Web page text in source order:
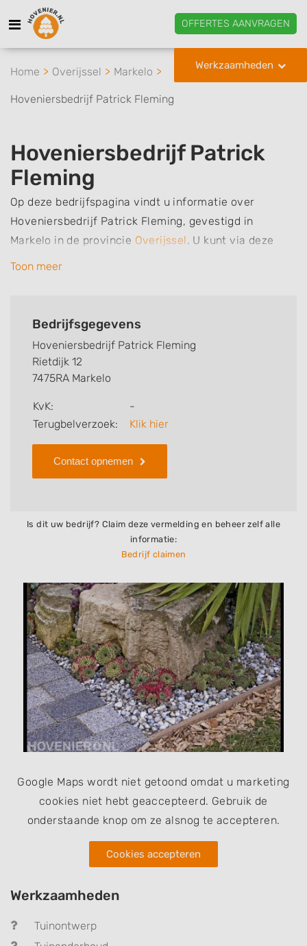
OFFERTES AANVRAGEN
Werkzaamheden
Home Overijssel Markelo
Hoveniersbedrijf Patrick Fleming
Hoveniersbedrijf Patrick
Fleming
Op deze bedrijfspagina vindt u informatie over
Hoveniersbedrijf Patrick Fleming, gevestigd in
Markelo in de provincie Overijssel. U kunt via deze
pagina eenvoudig contact met het bedrijf opnemen
bedrijf, zo kunt u snel zien welke zaken
verzorgen. Tenslotte kunt een beoordeling of review
achterlaten als u al ervaring heeft met dit bedrijf.
Zoekt u een ander bedrijf? Bekijk dan andere
hoveniers en bedrijven inMarkelo
Toon meer
Bedrijfsgegevens
Hoveniersbedrijf Patrick Fleming
Rietdijk 12
7475RA Markelo
KvK:
-
Terugbelverzoek:
Klik hier
Contact opnemen
Is dit uw bedrijf? Claim deze vermelding en beheer zelf alle
informatie:
Bedrijf claimen
Google Maps wordt niet getoond omdat u marketing
cookies niet hebt geaccepteerd. Gebruik de
onderstaande knop om ze alsnog te accepteren.
Cookies accepteren
Werkzaamheden
Tuinontwerp